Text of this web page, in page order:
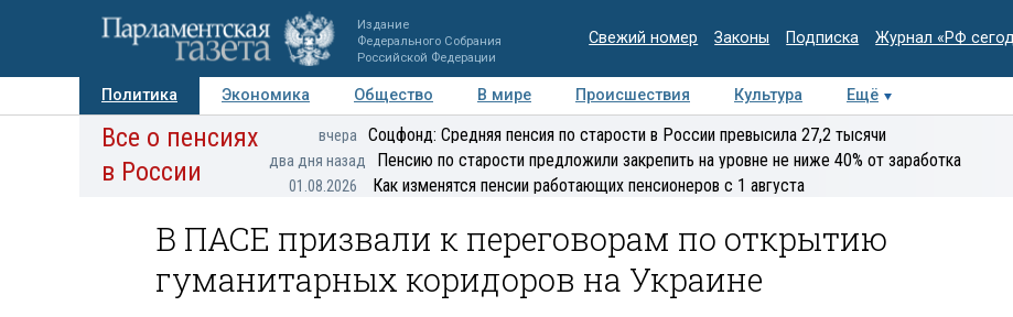
Издание
Федерального Собрания
Российской Федерации
Свежий номер Законы Подписка Журнал «РФ
Политика Экономика Общество В мире Происшествия Культура Ещё
Авторы Персоны Мнения Регионы Медиацентр Интервью Колумнисты
экспертиза
Все о пенсиях
в России
вчера Соцфонд: Средняя пенсия по старости в России превысила 27,2 тысячи
два дня назад Пенсию по старости предложили закрепить на уровне не ниже 40% от заработка
01.08.2026 Как изменятся пенсии работающих пенсионеров с 1 августа
В ПАСЕ призвали к переговорам по открытию
гуманитарных коридоров на Украине